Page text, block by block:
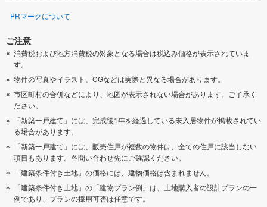
PRマークについて
ご注意
消費税および地方消費税の対象となる場合は税込み価格が表示されていま
す。
物件の写真やイラスト、CGなどは実際と異なる場合があります。
市区町村の合併などにより、地図が表示されない場合があります。ご了承く
ださい。
「新築一戸建て」には、完成後1年を経過している未入居物件が掲載されてい
る場合があります。
「新築一戸建て」には、販売住戸が複数の物件は、全ての住戸に該当しない
項目もあります。各問い合わせ先にご確認ください。
「建築条件付き土地」の価格には、建物価格は含まれません。
「建築条件付き土地」の「建物プラン例」は、土地購入者の設計プランの一
例であり、プランの採用可否は任意です。